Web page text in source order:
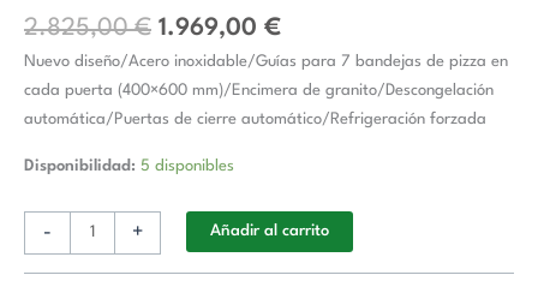
2.825,00€
2.825,00 €.
1.969,00 €
1.969,00 €.
Nuevo diseño/Acero inoxidable/Guías para 7 bandejas de pizza en
cada puerta (400×600 mm)/Encimera de granito/Descongelación
automática/Puertas de cierre automático/Refrigeración forzada
Disponibilidad: 5 disponibles
- + Añadir al carrito